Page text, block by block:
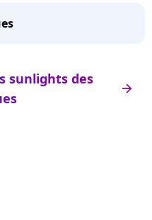
arrow_right
sunlights des